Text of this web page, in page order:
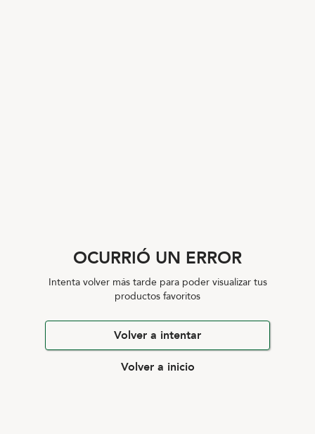
OCURRIÓ UN ERROR
Intenta volver más tarde para poder visualizar tus
productos favoritos
Volver a intentar
Volver a inicio